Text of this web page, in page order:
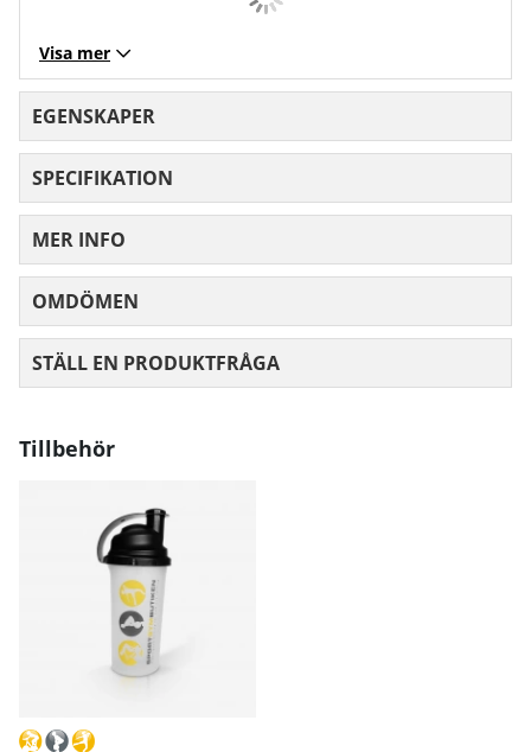
Visa mer
EGENSKAPER
SPECIFIKATION
MER INFO
OMDÖMEN
STÄLL EN PRODUKTFRÅGA
Tillbehör